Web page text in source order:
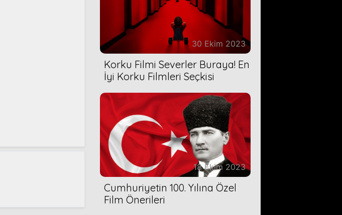
30 Ekim 2023
Korku Filmi Severler Buraya! En
İyi Korku Filmleri Seçkisi
18 Ekim 2023
Cumhuriyetin 100. Yılına Özel
Film Önerileri